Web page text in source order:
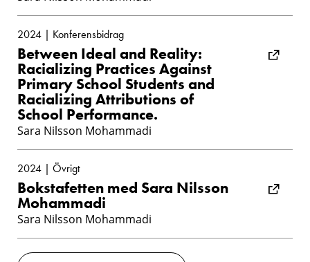
2024 | Konferensbidrag
Between Ideal and Reality:
Racializing Practices Against
Primary School Students and
Racializing Attributions of
School Performance.
Sara Nilsson Mohammadi
2024 | Övrigt
Bokstafetten med Sara Nilsson
Mohammadi
Sara Nilsson Mohammadi